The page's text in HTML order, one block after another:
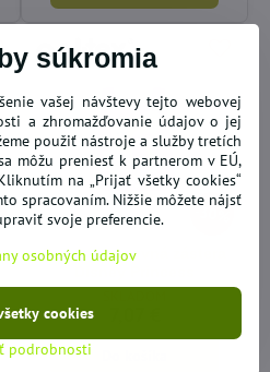
30%
Detská pracovná zástera
súkromia
vašej návštevy tejto webovej
a zhromažďovanie údajov o jej
použiť nástroje a služby tretích
môžu preniesť k partnerom v EÚ,
na „Prijať všetky cookies“
spracovaním. Nižšie môžete nájsť
svoje preferencie.
osobných údajov
podrobnosti
cookies